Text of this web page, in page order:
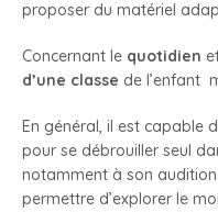
proposer du matériel
Concernant le quotidien
d’une classe de l’enfant
En général, il est capable
pour se débrouiller seul
notamment à son
permettre d’explorer le